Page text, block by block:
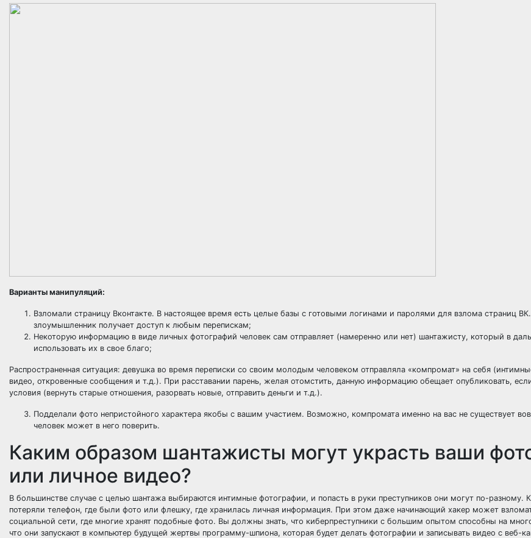
Варианты манипуляций:
Взломали страницу Вконтакте. В настоящее время есть целые базы с готовыми логинами и паролями для взлома страниц
злоумышленник получает доступ к любым перепискам;
Некоторую информацию в виде личных фотографий человек сам отправляет (намеренно или нет) шантажисту, который в
использовать их в свое благо;
Распространенная ситуация: девушка во время переписки со своим молодым человеком отправляла «компромат» на себя
видео, откровенные сообщения и т.д.). При расставании парень, желая отомстить, данную информацию обещает опубликовать,
условия (вернуть старые отношения, разорвать новые, отправить деньги и т.д.).
Подделали фото непристойного характера якобы с вашим участием. Возможно, компромата именно на вас не существует
человек может в него поверить.
Каким образом шантажисты могут украсть ваши
или личное видео?
В большинстве случае с целью шантажа выбираются интимные фотографии, и попасть в руки преступников они могут по-разному.
потеряли телефон, где были фото или флешку, где хранилась личная информация. При этом даже начинающий хакер может
социальной сети, где многие хранят подобные фото. Вы должны знать, что киберпреступники с большим опытом способны на
что они запускают в компьютер будущей жертвы программу-шпиона, которая будет делать фотографии и записывать видео с веб-